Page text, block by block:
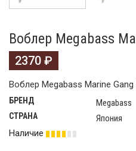
Воблер Megabass
2370 ₽
Воблер Megabass Marine Gang
БРЕНД Megabass
СТРАНА
Япония
Наличие